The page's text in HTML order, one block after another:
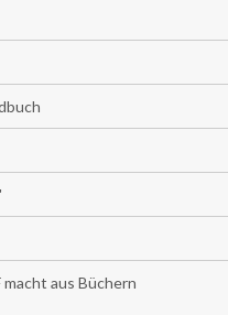
macht aus Büchern